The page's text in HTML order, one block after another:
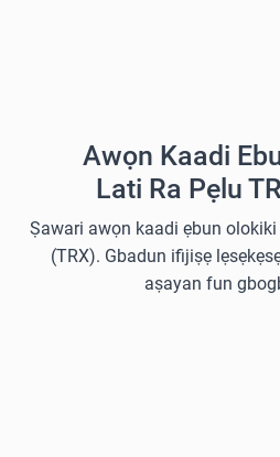
Awọn Kaadi
Lati Ra Pẹlu
Ṣawari awọn kaadi ẹbun olokiki
(TRX). Gbadun ifijiṣẹ
aṣayan fun